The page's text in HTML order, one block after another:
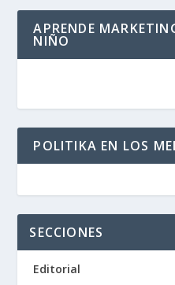
APRENDE
NIÑO
POLITIKA EN LOS
SECCIONES
Editorial